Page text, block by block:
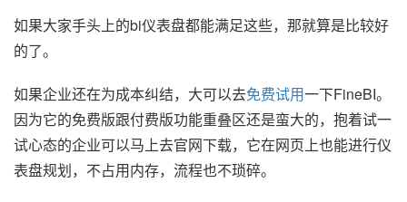
如果大家手头上的bi仪表盘都能满足这些，那就算是比较好
的了。
如果企业还在为成本纠结，大可以去免费试用一下FineBI。
因为它的免费版跟付费版功能重叠区还是蛮大的，抱着试一
试心态的企业可以马上去官网下载，它在网页上也能进行仪
表盘规划，不占用内存，流程也不琐碎。